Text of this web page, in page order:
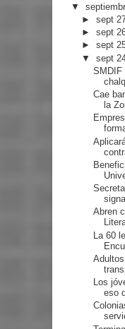
▼
►sept
►sept
►sept
▼sept
SMDIF
Cae
la
Abren
La 60
Los
eso